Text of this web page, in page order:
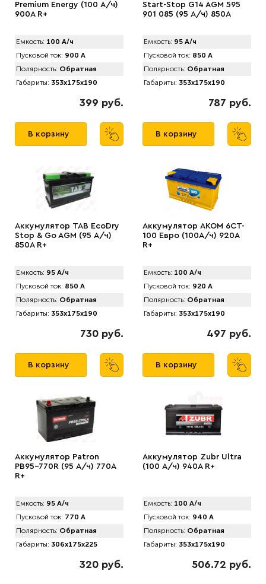
Premium Energy (100 А/ч)
900A R+
Емкость: 100 А/ч
Пусковой ток: 900 А
Полярность: Обратная
Габариты: 353x175x190
399 руб.
В корзину
Start-Stop G14 AGM 595
901 085 (95 А/ч) 850А
Емкость: 95 А/ч
Пусковой ток: 850 А
Полярность: Обратная
Габариты: 353x175x190
787 руб.
В корзину
Аккумулятор TAB EcоDry
Stop & Go AGM (95 А/ч)
850А R+
Емкость: 95 А/ч
Пусковой ток: 850 А
Полярность: Обратная
Габариты: 353x175x190
730 руб.
В корзину
Аккумулятор AKOM 6CT-
100 Евро (100А/ч) 920А
R+
Емкость: 100 А/ч
Пусковой ток: 920 А
Полярность: Обратная
Габариты: 353x175x190
497 руб.
В корзину
Аккумулятор Patron
PB95-770R (95 А/ч) 770A
R+
Емкость: 95 А/ч
Пусковой ток: 770 А
Полярность: Обратная
Габариты: 306x175x225
320 руб.
Аккумулятор Zubr Ultra
(100 А/ч) 940А R+
Емкость: 100 А/ч
Пусковой ток: 940 А
Полярность: Обратная
Габариты: 353x175x190
506.72 руб.